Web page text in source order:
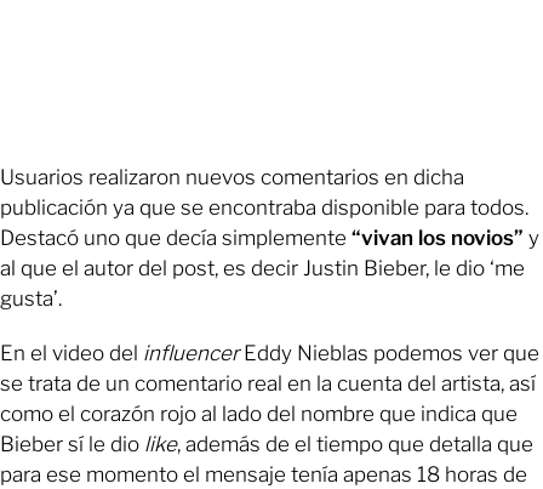
Usuarios realizaron nuevos comentarios en dicha
publicación ya que se encontraba disponible para todos.
Destacó uno que decía simplemente “vivan los novios” y
al que el autor del post, es decir Justin Bieber, le dio ‘me
gusta’.
En el video del influencerEddy Nieblas podemos ver que
se trata de un comentario real en la cuenta del artista, así
como el corazón rojo al lado del nombre que indica que
Bieber sí le dio like, además de el tiempo que detalla que
para ese momento el mensaje tenía apenas 18 horas de